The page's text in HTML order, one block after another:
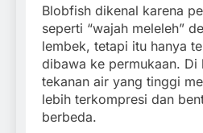
Blobfish dikenal karena
seperti “wajah meleleh”
lembek, tetapi itu hanya
dibawa ke permukaan. Di
tekanan air yang tinggi
lebih terkompresi dan
berbeda.